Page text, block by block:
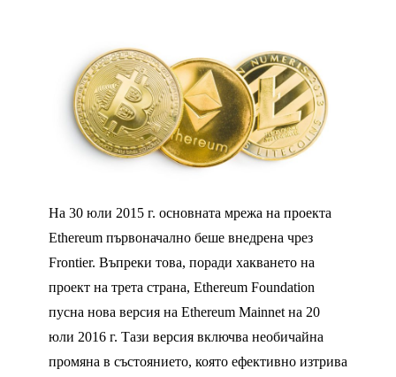
На 30 юли 2015 г. основната мрежа на проекта
Ethereum първоначално беше внедрена чрез
Frontier. Въпреки това, поради хакването на
проект на трета страна, Ethereum Foundation
пусна нова версия на Ethereum Mainnet на 20
юли 2016 г. Тази версия включва необичайна
промяна в състоянието, която ефективно изтрива